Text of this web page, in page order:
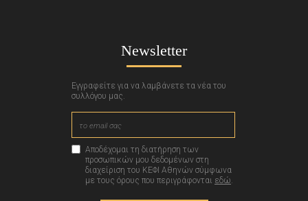
Newsletter
Εγγραφείτε για να λαμβάνετε τα νέα του
συλλόγου μας.
Αποδέχομαι τη διατήρηση των
προσωπικών μου δεδομένων στη
διαχείριση του ΚΕΦΙ Αθηνών σύμφωνα
με τους όρους που περιγράφονται εδώ.